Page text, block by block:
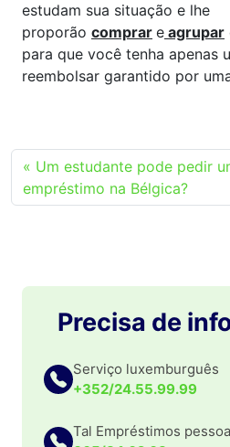
estudam sua situação e lhe
proporão comprar e agrupar
para que você tenha apenas
reembolsar garantido por
Um estudante pode pedir
empréstimo na Bélgica?
Precisa de
Serviço luxemburguês
+352/24.55.99.99
Tal Empréstimos